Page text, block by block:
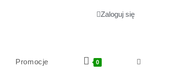
Zaloguj się
Promocje 0